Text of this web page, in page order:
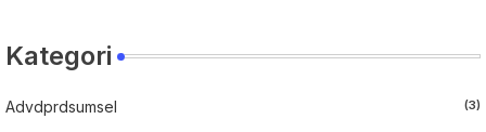
Kategori
Advdprdsumsel (3)